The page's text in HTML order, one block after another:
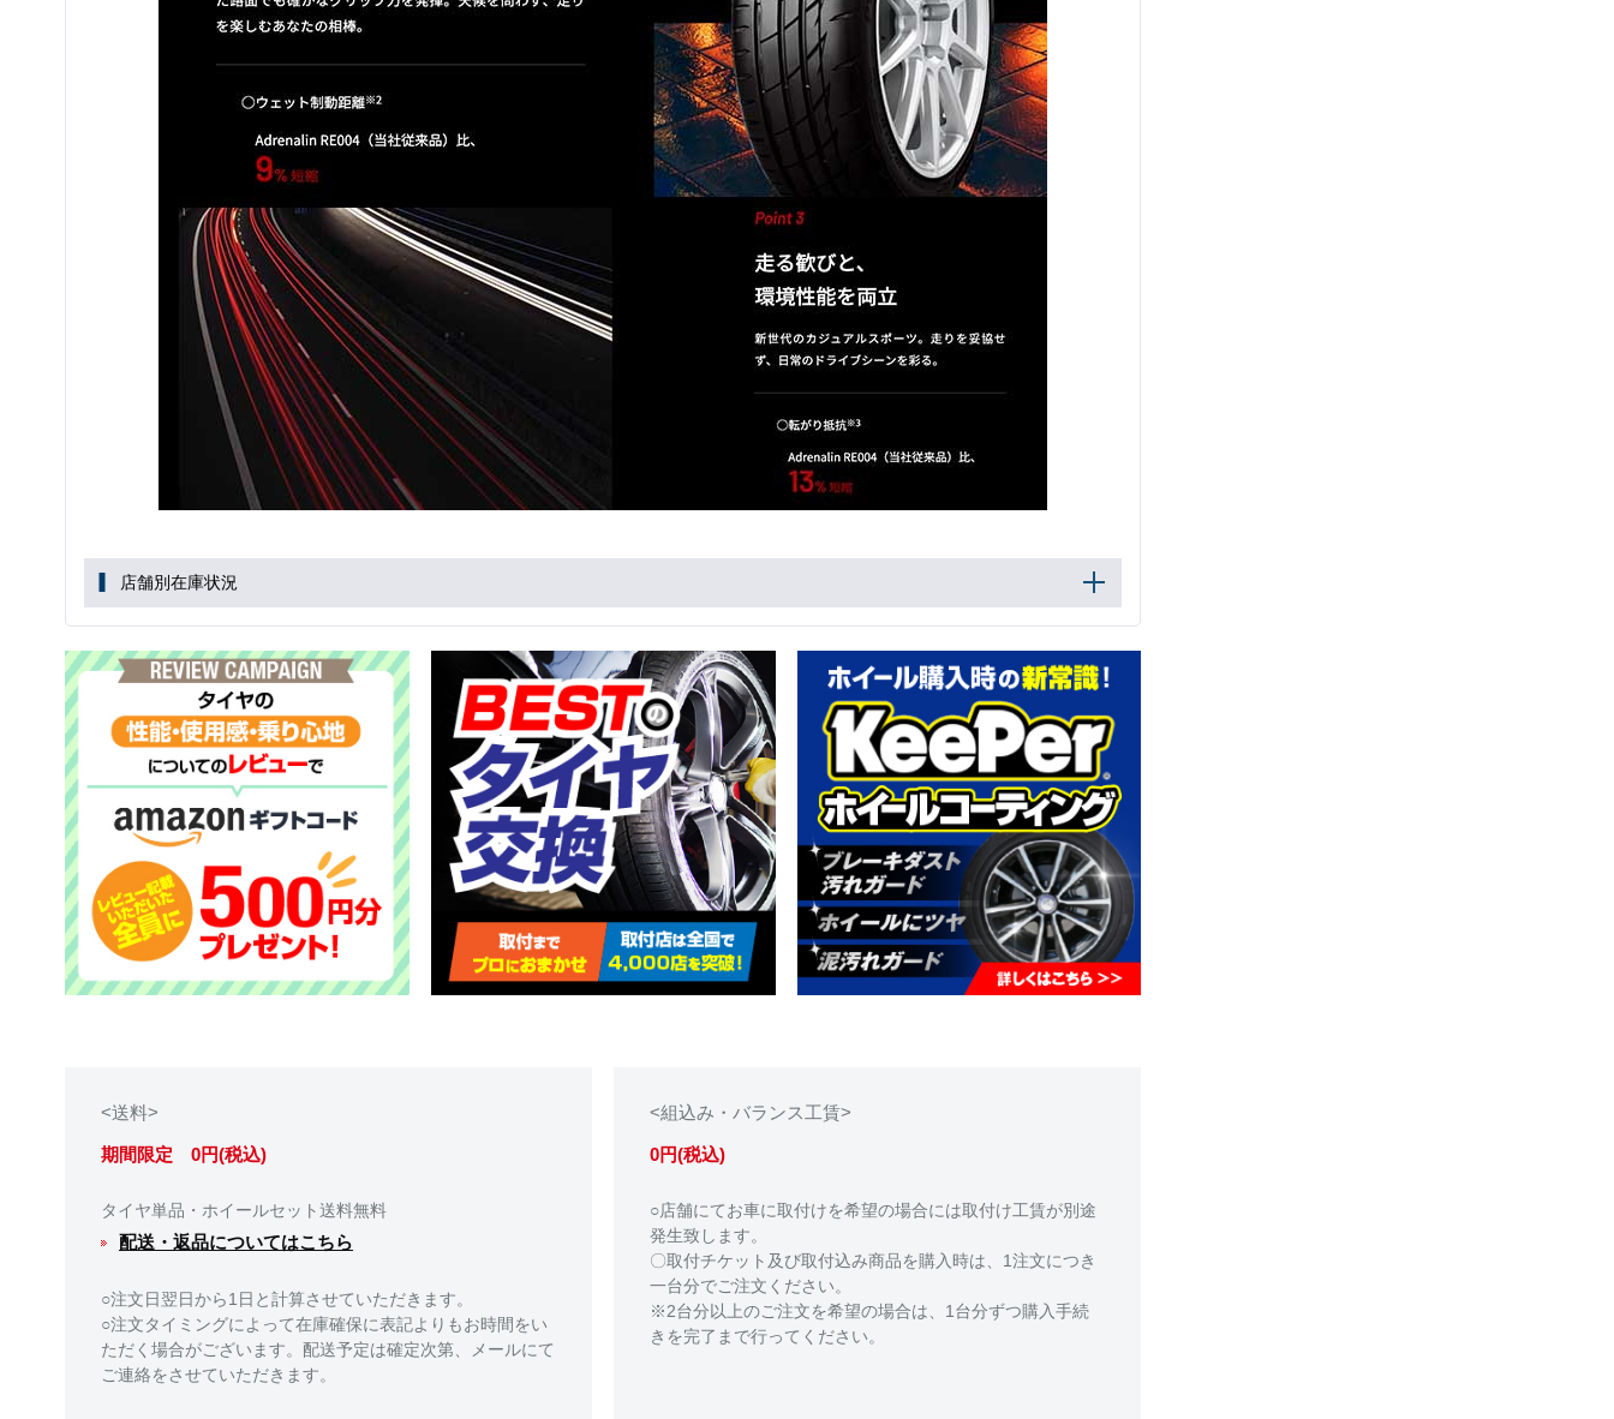
店舗別在庫状況
<送料>
期間限定 0円(税込)
タイヤ単品・ホイールセット送料無料
配送・返品についてはこちら
○注文日翌日から1日と計算させていただきます。
○注文タイミングによって在庫確保に表記よりもお時間をい
ただく場合がございます。配送予定は確定次第、メールにて
ご連絡をさせていただきます。
<組込み・バランス工賃>
0円(税込)
○店舗にてお車に取付けを希望の場合には取付け工賃が別途
発生致します。
〇取付チケット及び取付込み商品を購入時は、1注文につき
一台分でご注文ください。
※2台分以上のご注文を希望の場合は、1台分ずつ購入手続
きを完了まで行ってください。